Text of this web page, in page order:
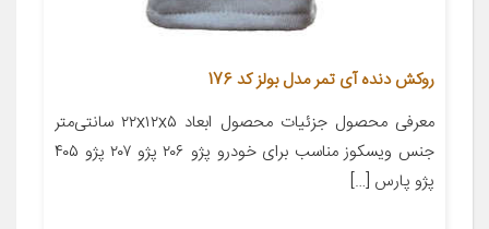
روکش دنده آی تمر مدل بولز کد 176
معرفی محصول جزئیات محصول ابعاد ۲۲x۱۲x۵ سانتی‌متر
جنس ویسکوز مناسب برای خودرو پژو ۲۰۶ پژو ۲۰۷ پژو ۴۰۵
پژو پارس […]